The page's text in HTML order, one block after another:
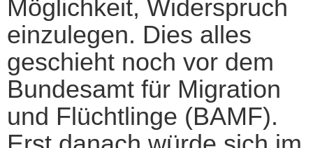
Möglichkeit, Widerspruch
einzulegen. Dies alles
geschieht noch vor dem
Bundesamt für Migration
und Flüchtlinge (BAMF).